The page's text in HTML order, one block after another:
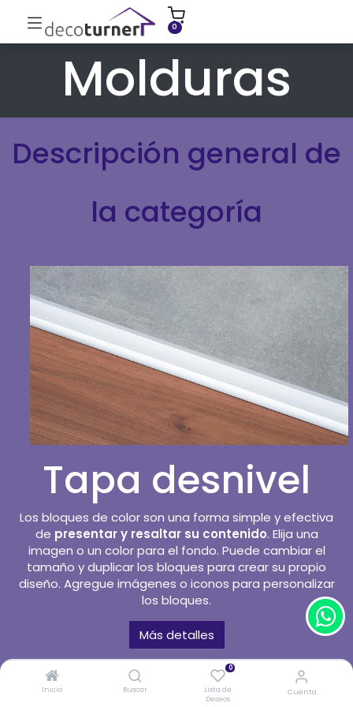
Inicio Buscar
0
Lista de
Deseos
Cuenta
0
Molduras
Descripción general de
la categoría
Tapa desnivel
Los bloques de color son una forma simple y efectiva
de presentar y resaltar su contenido. Elija una
imagen o un color para el fondo. Puede cambiar el
tamaño y duplicar los bloques para crear su propio
diseño. Agregue imágenes o iconos para personalizar
los bloques.
Más detalles